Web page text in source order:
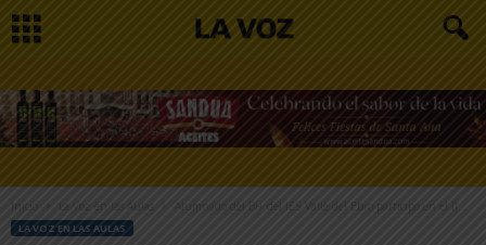
Inicio La Voz en las Aulas Alumnado del Bi+ del IES Valle del Ebro participó en el II...
LA VOZ EN LAS AULAS